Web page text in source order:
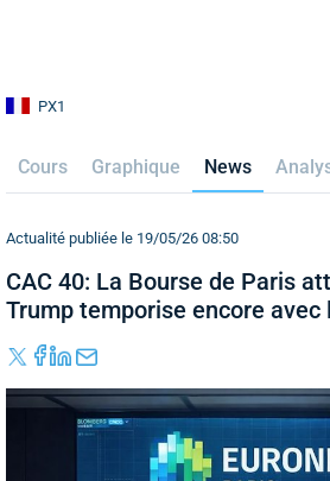
PX1
Cours Graphique News
Actualité publiée le 19/05/26 08:50
CAC 40: La Bourse de Paris
Trump temporise encore avec